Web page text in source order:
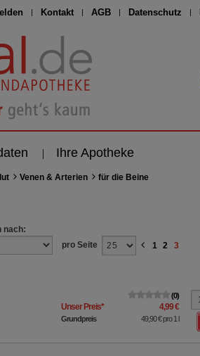
Kontakt AGB Datenschutz
Ihre Apotheke
Venen & Arterien für die Beine
nach:
pro Seite
1 2 3
0
Unser Preis* 4,99 €
Grundpreis 49,90 €pro 1 l